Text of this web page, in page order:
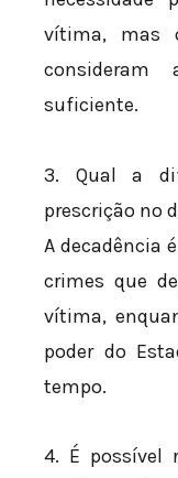
vítima, mas
suficiente.
3. Qual a
prescrição no
A decadência
crimes que
vítima,
poder do
tempo.
4. É possível